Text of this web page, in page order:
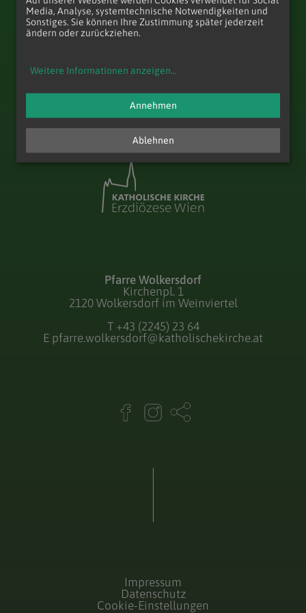
zum Anfang der Seite
Pfarre Wolkersdorf
Kirchenpl. 1
2120 Wolkersdorf im Weinviertel
T +43 (2245) 23 64
E pfarre.wolkersdorf@katholischekirche.at
Impressum
Datenschutz
Cookie-Einstellungen
Media, Analyse, systemtechnische Notwendigkeiten und
Sonstiges. Sie können Ihre Zustimmung später jederzeit
ändern oder zurückziehen.
Weitere Informationen anzeigen...
Ablehnen
Annehmen